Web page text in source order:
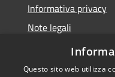
Informativa privacy
Note legali
Dichiarazione di
Questo sito web utilizza